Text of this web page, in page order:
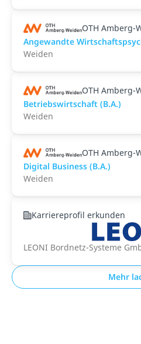
OTH Amberg-
Angewandte
Weiden
OTH Amberg-
Betriebswirtschaft (B.A.)
Weiden
OTH Amberg-
Digital Business (B.A.)
Weiden
Karriereprofil erkunden
LEONI Bordnetz-Systeme
Mehr